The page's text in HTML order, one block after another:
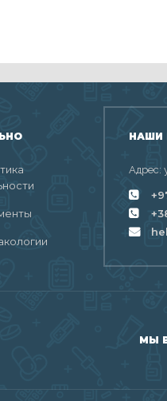
НАШИ
Адрес:
МЫ